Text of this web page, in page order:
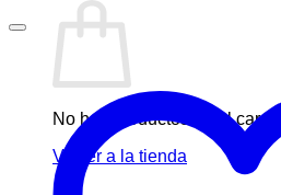
No hay productos en el carrito.
Volver a la tienda